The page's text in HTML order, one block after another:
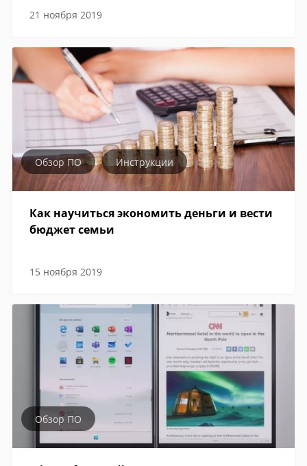
21 ноября 2019
Обзор ПО Инструкции
Как научиться экономить деньги и вести
бюджет семьи
15 ноября 2019
Обзор ПО